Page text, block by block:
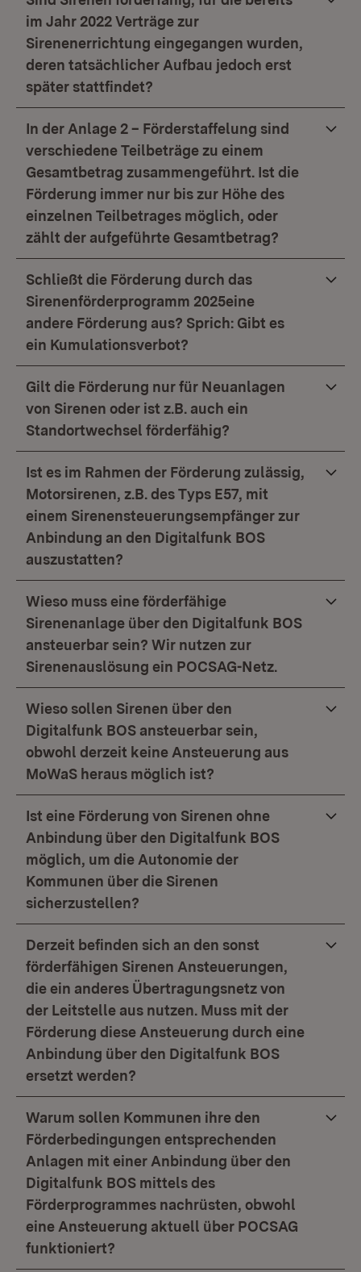
im Jahr 2022 Verträge zur
Sirenenerrichtung eingegangen wurden,
deren tatsächlicher Aufbau jedoch erst
später stattfindet?
In der Anlage 2 – Förderstaffelung sind
verschiedene Teilbeträge zu einem
Gesamtbetrag zusammengeführt. Ist die
Förderung immer nur bis zur Höhe des
einzelnen Teilbetrages möglich, oder
zählt der aufgeführte Gesamtbetrag?
Schließt die Förderung durch das
Sirenenförderprogramm 2025eine
andere Förderung aus? Sprich: Gibt es
ein Kumulationsverbot?
Gilt die Förderung nur für Neuanlagen
von Sirenen oder ist z.B. auch ein
Standortwechsel förderfähig?
Ist es im Rahmen der Förderung zulässig,
Motorsirenen, z.B. des Typs E57, mit
einem Sirenensteuerungsempfänger zur
Anbindung an den Digitalfunk BOS
auszustatten?
Wieso muss eine förderfähige
Sirenenanlage über den Digitalfunk BOS
ansteuerbar sein? Wir nutzen zur
Sirenenauslösung ein POCSAG-Netz.
Wieso sollen Sirenen über den
Digitalfunk BOS ansteuerbar sein,
obwohl derzeit keine Ansteuerung aus
MoWaS heraus möglich ist?
Ist eine Förderung von Sirenen ohne
Anbindung über den Digitalfunk BOS
möglich, um die Autonomie der
Kommunen über die Sirenen
sicherzustellen?
Derzeit befinden sich an den sonst
förderfähigen Sirenen Ansteuerungen,
die ein anderes Übertragungsnetz von
der Leitstelle aus nutzen. Muss mit der
Förderung diese Ansteuerung durch eine
Anbindung über den Digitalfunk BOS
ersetzt werden?
Warum sollen Kommunen ihre den
Förderbedingungen entsprechenden
Anlagen mit einer Anbindung über den
Digitalfunk BOS mittels des
Förderprogrammes nachrüsten, obwohl
eine Ansteuerung aktuell über POCSAG
funktioniert?